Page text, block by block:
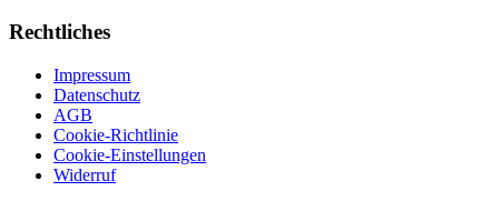
Rechtliches
Impressum
Datenschutz
AGB
Cookie-Richtlinie
Cookie-Einstellungen
Widerruf